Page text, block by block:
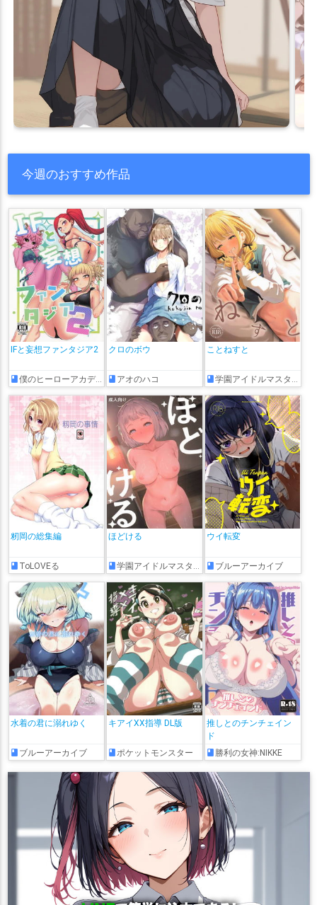
今週のおすすめ作品
IFと妄想ファンタジア2
僕のヒーローアカデミア
クロのボウ
アオのハコ
ことねすと
学園アイドルマスター
籾岡の総集編
ToLOVEる
ほどける
学園アイドルマスター
ウイ転変
ブルーアーカイブ
水着の君に溺れゆく
ブルーアーカイブ
キアイXX指導 DL版
ポケットモンスター
推しとのチンチェイン
ド
勝利の女神:NIKKE